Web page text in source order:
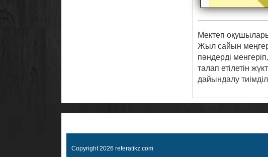
Мектеп
Жыл сайын
пәндерді
талап етілетін
дайындалу
Copyright 2026 referatikz.com